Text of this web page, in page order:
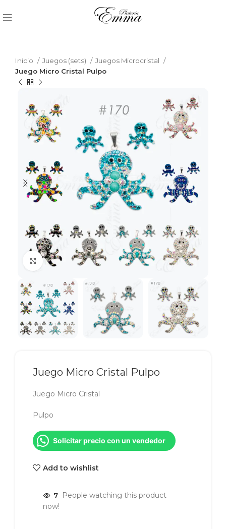
Inicio Juegos (sets)
Juegos Microcristal
Juego Micro Cristal Pulpo
Click to enlarge
Juego Micro Cristal Pulpo
Juego Micro Cristal
Pulpo
Solicitar precio con un vendedor
Add to wishlist
7 People watching this product
now!